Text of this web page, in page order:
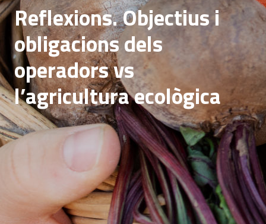
Reflexions. Objectius i
obligacions dels
operadors vs
l’agricultura ecològica